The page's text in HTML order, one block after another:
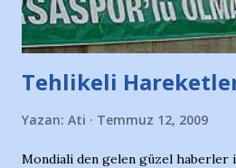
Tehlikeli
Yazan: Ati Temmuz 12, 2009
Mondiali den gelen güzel haberler